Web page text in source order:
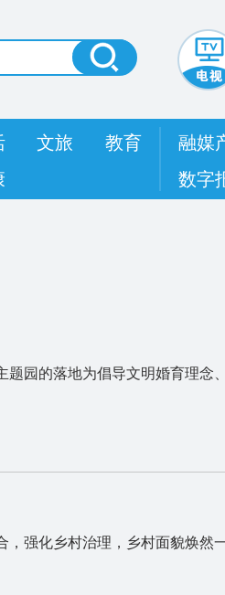
文旅
教育
融媒
数字
园的落地为倡导文明婚育理念
强化乡村治理，乡村面貌焕然